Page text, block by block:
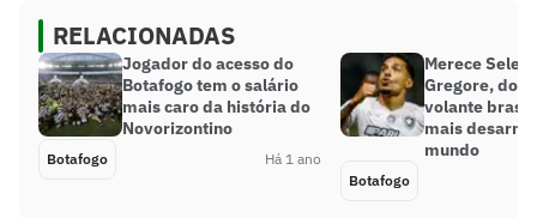
RELACIONADAS
Jogador do acesso do
Botafogo tem o salário
mais caro da história do
Novorizontino
Botafogo Há 1 ano
Merece
Gregore, do
volante
mais
mundo
Botafogo